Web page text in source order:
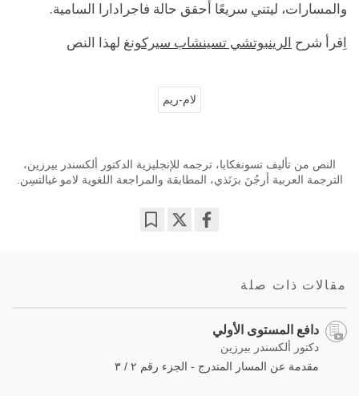
والمسارات، ليتني سريعًا أحقق حالة فاجرادارا السامية.
اِقرأ شرح الرينبوتشي تسينشاب سيركونغ لهذا النص
لام-ريم
النص من تأليف تسونغكابا، ترجمه للإنجليزية الدكتور ألكسندر بيرزين،
الترجمة العربية أرجُنَ برَنَذي، المطابقة والمراجعة اللغوية لامو غيالتسِن.
مقالات ذات صلة
دافع المستوى الأولي
دكتور ألكسندر بيرزين
مقدمة عن المسار المتدرج - الجزء رقم ٢ / ٣